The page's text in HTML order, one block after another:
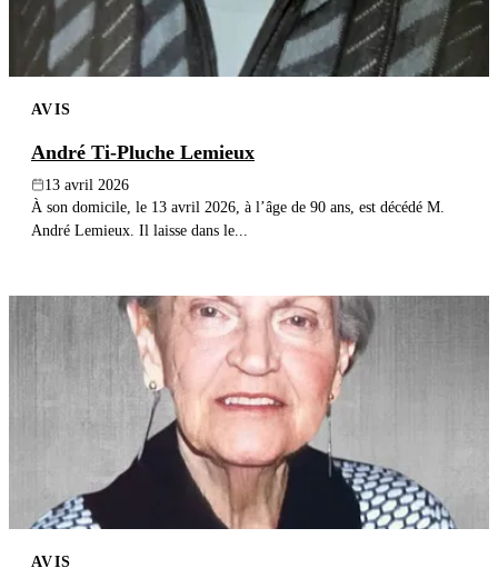
AVIS
André Ti-Pluche Lemieux
13 avril 2026
À son domicile, le 13 avril 2026, à l’âge de 90 ans, est décédé M.
André Lemieux. Il laisse dans le...
AVIS